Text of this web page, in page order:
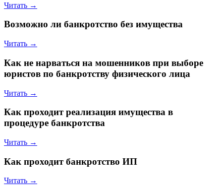
Читать →
Возможно ли банкротство без имущества
Читать →
Как не нарваться на мошенников при выборе
юристов по банкротству физического лица
Читать →
Как проходит реализация имущества в
процедуре банкротства
Читать →
Как проходит банкротство ИП
Читать →